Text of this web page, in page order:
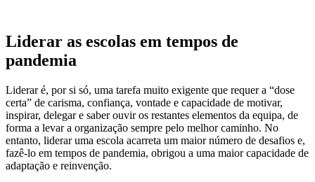
Liderar as escolas em tempos de
pandemia
Liderar é, por si só, uma tarefa muito exigente que requer a “dose
certa” de carisma, confiança, vontade e capacidade de motivar,
inspirar, delegar e saber ouvir os restantes elementos da equipa, de
forma a levar a organização sempre pelo melhor caminho. No
entanto, liderar uma escola acarreta um maior número de desafios e,
fazê-lo em tempos de pandemia, obrigou a uma maior capacidade de
adaptação e reinvenção.